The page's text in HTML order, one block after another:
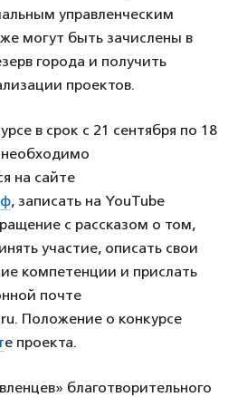
управленческим
могут быть зачислены в
города и получить
проектов.
в срок с 21 сентября по 18
необходимо
на сайте
, записать на YouTube
с рассказом о том,
участие, описать свои
компетенции и прислать
почте
Положение о конкурсе
е проекта.
благотворительного